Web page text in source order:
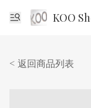
KOO
< 返回商品列表